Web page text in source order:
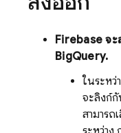
Firebase จ
BigQuery.
ในระหว่
จะลิงก์กั
สามารถ